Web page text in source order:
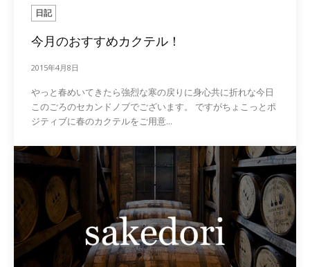
日記
今月のおすすめカクテル！
2015年4月8日
やっと春めいてきたら強烈な寒の戻りに身心共に折れな今日
このごろのセカンドノブでございます。 ですがちょこっとポ
ジティブに春のカクテルをご用意...